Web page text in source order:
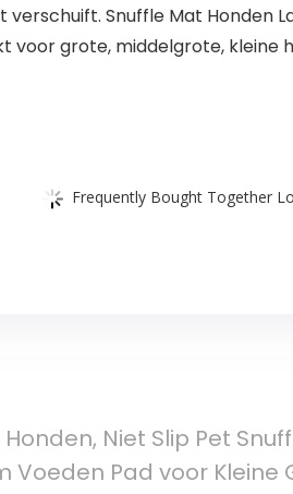
Snuffle Mat Honden
voor grote, middelgrote,
Frequently Bought Together
Niet Slip Pet
Pad voor Kleine